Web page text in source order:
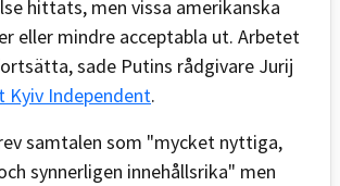
hittats, men vissa amerikanska
eller mindre acceptabla ut. Arbetet
sade Putins rådgivare Jurij
Kyiv Independent.
samtalen som "mycket nyttiga,
synnerligen innehållsrika" men